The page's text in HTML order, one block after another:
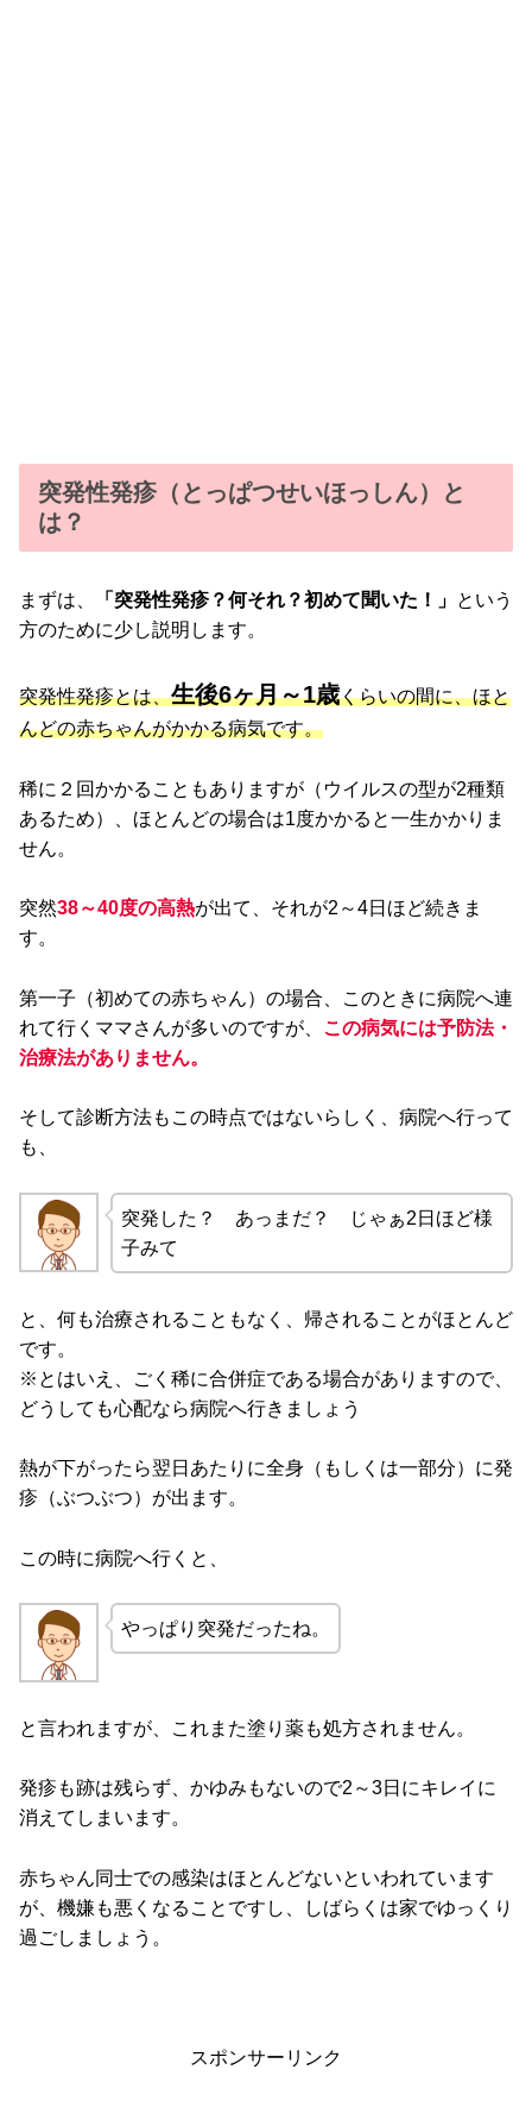
突発性発疹（とっぱつせいほっしん）と
は？
まずは、 「突発性発疹？何それ？初めて聞いた！」 という
方のために少し説明します。
突発性発疹とは、生後6ヶ月～1歳くらいの間に、ほと
んどの赤ちゃんがかかる病気です。
稀に２回かかることもありますが（ウイルスの型が2種類
あるため）、ほとんどの場合は1度かかると一生かかりま
せん。
突然38～40度の高熱が出て、それが2～4日ほど続きま
す。
第一子（初めての赤ちゃん）の場合、このときに病院へ連
れて行くママさんが多いのですが、 この病気には予防法・
治療法がありません。
そして診断方法もこの時点ではないらしく、病院へ行って
も、
突発した？ あっまだ？ じゃぁ2日ほど様
子みて
と、何も治療されることもなく、帰されることがほとんど
です。
※とはいえ、ごく稀に合併症である場合がありますので、
どうしても心配なら病院へ行きましょう
熱が下がったら翌日あたりに全身（もしくは一部分）に発
疹（ぶつぶつ）が出ます。
この時に病院へ行くと、
やっぱり突発だったね。
と言われますが、これまた塗り薬も処方されません。
発疹も跡は残らず、かゆみもないので2～3日にキレイに
消えてしまいます。
赤ちゃん同士での感染はほとんどないといわれています
が、機嫌も悪くなることですし、しばらくは家でゆっくり
過ごしましょう。
スポンサーリンク